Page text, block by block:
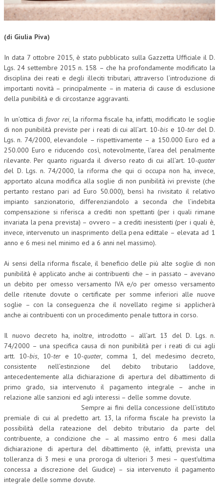
CORSI CE.S.E.D.
BROCHURE CE.S.E.D.
LA RIVISTA
COMITATO SCIENTIFICO
COMITATO EDITORIALE
REDAZIONE
PEER REVIEW
CODICE ETICO
AUTORI
COLLABORA CON NOI
CORPORATE SOCIAL RESPONSIBILITY
ECONOMIA DELL’ARTE
INTERNAZIONALIZZAZIONE
RISORSE UMANE
MARKETING
RISK MANAGEMENT
SVILUPPO SOSTENIBILE
PERSONA E CITTÀ
L’UMANISTA
DIRITTO
(di Giulia Piva)
In data 7 ottobre 2015, è stato pubblicato sulla Gazzetta Ufficiale il D.
Lgs. 24 settembre 2015 n. 158 – che ha profondamente modificato la
disciplina dei reati e degli illeciti tributari, attraverso l’introduzione di
importanti novità – principalmente – in materia di cause di esclusione
della punibilità e di circostanze aggravanti.
In un’ottica di favor rei, la riforma fiscale ha, infatti, modificato le soglie
di non punibilità previste per i reati di cui all’art. 10-bis e 10-terdel D.
Lgs. n. 74/2000, elevandole – rispettivamente – a 150.000 Euro ed a
250.000 Euro e riducendo così, notevolmente, l’area del penalmente
rilevante. Per quanto riguarda il diverso reato di cui all’art. 10-quater
del D. Lgs. n. 74/2000, la riforma che qui ci occupa non ha, invece,
apportato alcuna modifica alla soglie di non punibilità ivi previste (che
pertanto restano pari ad Euro 50.000), bensì ha rivisitato il relativo
impianto sanzionatorio, differenziandolo a seconda che l’indebita
compensazione si riferisca a crediti non spettanti (per i quali rimane
invariata la pena prevista) – ovvero – a crediti inesistenti (per i quali è,
invece, intervenuto un inasprimento della pena edittale – elevata ad 1
anno e 6 mesi nel minimo ed a 6 anni nel massimo).
Ai sensi della riforma fiscale, il beneficio delle più alte soglie di non
punibilità è applicato anche ai contribuenti che – in passato – avevano
un debito per omesso versamento IVA e/o per omesso versamento
delle ritenute dovute o certificate per somme inferiori alle nuove
soglie – con la conseguenza che il novellato regime si applicherà
anche ai contribuenti con un procedimento penale tuttora in corso.
Il nuovo decreto ha, inoltre, introdotto – all’art. 13 del D. Lgs. n.
74/2000 – una specifica causa di non punibilità per i reati di cui agli
artt. 10-bis, 10-tere 10-quater, comma 1, del medesimo decreto,
consistente nell’estinzione del debito tributario laddove,
antecedentemente alla dichiarazione di apertura del dibattimento di
primo grado, sia intervenuto il pagamento integrale – anche in
relazione alle sanzioni ed agli interessi – delle somme dovute.
Sempre ai fini della concessione dell’istituto
premiale di cui al predetto art. 13, la riforma fiscale ha previsto la
possibilità della rateazione del debito tributario da parte del
contribuente, a condizione che – al massimo entro 6 mesi dalla
dichiarazione di apertura del dibattimento (è, infatti, prevista una
tolleranza di 3 mesi e una proroga di ulteriori 3 mesi – quest’ultima
concessa a discrezione del Giudice) – sia intervenuto il pagamento
integrale delle somme dovute.